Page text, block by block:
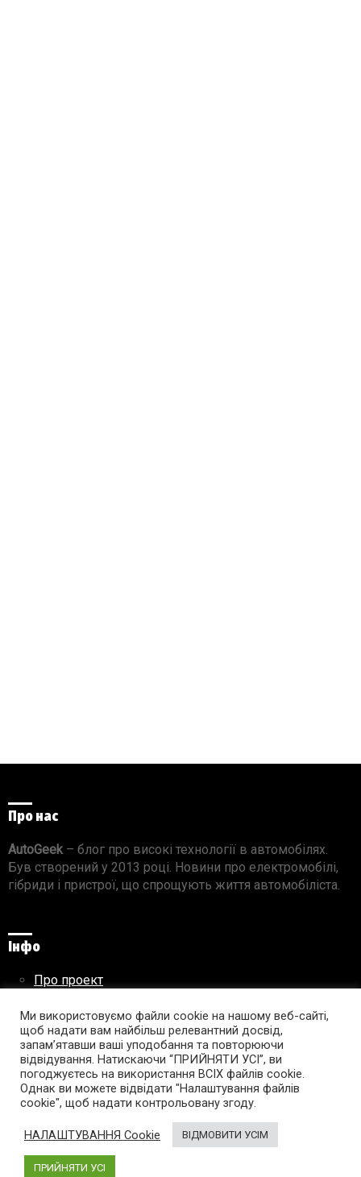
Про нас
AutoGeek– блог про високі технології в автомобілях.
Був створений у 2013 році. Новини про електромобілі,
гібриди і пристрої, що спрощують життя автомобіліста.
Інфо
Про проект
Правила використання матеріалів
Підпишись на AutoGeek!
facebooktwitter instagramyoutube tumblr linkedin
Ми використовуємо файли cookie на нашому веб-сайті,
щоб надати вам найбільш релевантний досвід,
запам’ятавши ваші уподобання та повторюючи
відвідування. Натискаючи “ПРИЙНЯТИ УСІ”, ви
погоджуєтесь на використання ВСІХ файлів cookie.
Однак ви можете відвідати "Налаштування файлів
cookie", щоб надати контрольовану згоду.
НАЛАШТУВАННЯ Cookie ВІДМОВИТИ УСІМ
ПРИЙНЯТИ УСІ